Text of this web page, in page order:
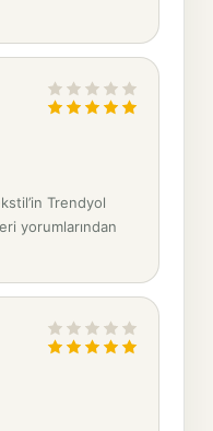
Trendyol
yorumlarından